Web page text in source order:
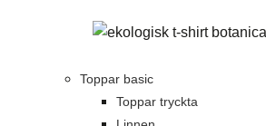
Toppar basic
Toppar tryckta